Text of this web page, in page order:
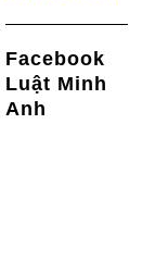
Facebook
Luật Minh
Anh